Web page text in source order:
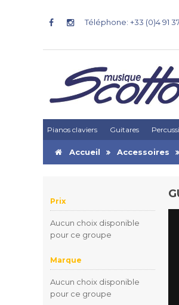
Téléphone: +33 (0)4 91
Pianos claviers Guitares
Accueil Accessoires
Prix
Aucun choix disponible
pour ce groupe
Marque
Aucun choix disponible
pour ce groupe